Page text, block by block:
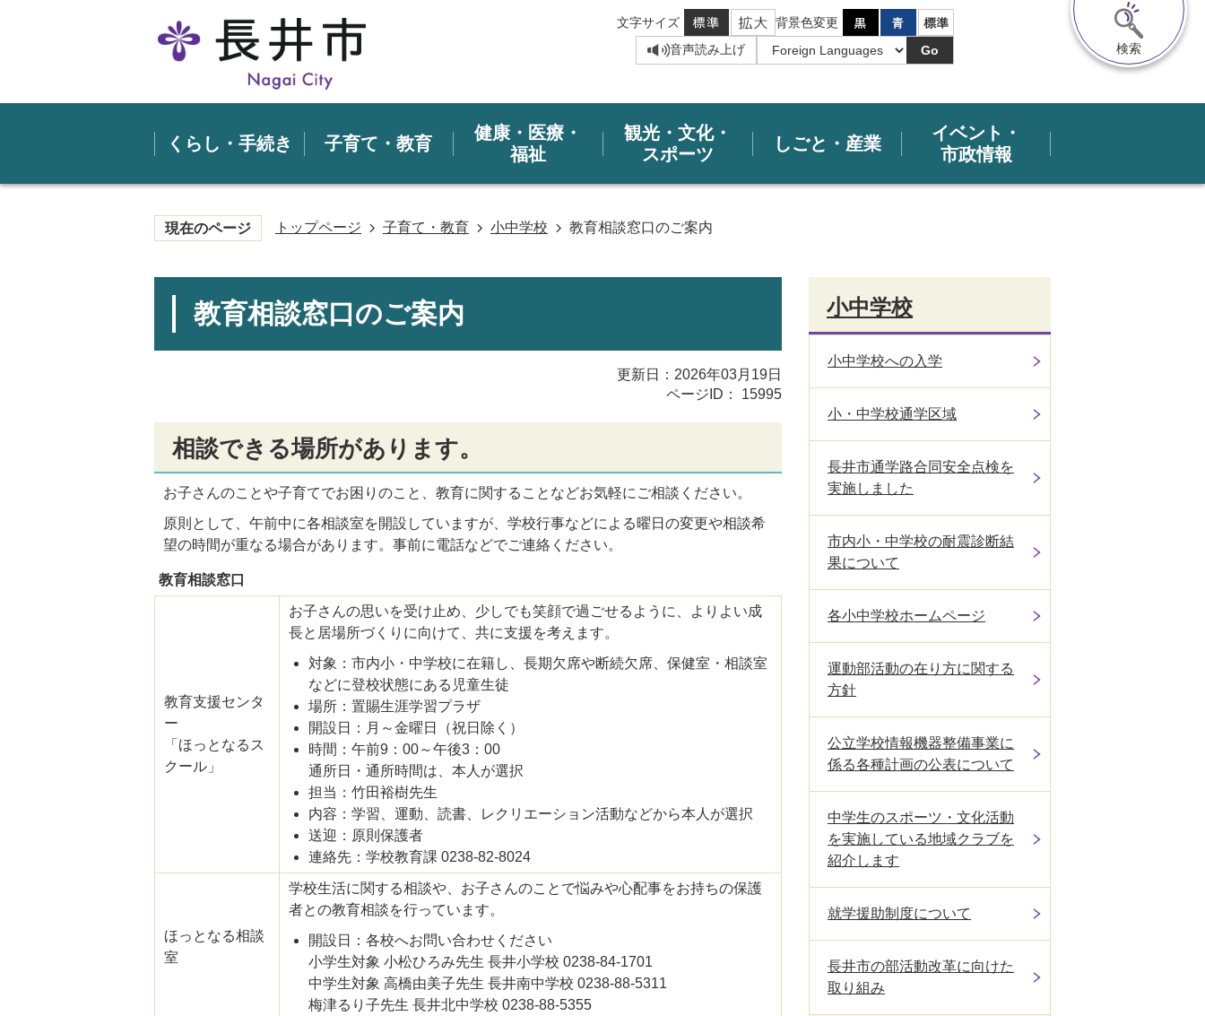
文字サイズ
背景色変更
音声読み上げ
Go 検索
くらし・手続き 子育て・教育
健康・医療・
福祉
観光・文化・
スポーツ
しごと・産業
イベント・
市政情報
現在のページ トップページ 子育て・教育 小中学校 教育相談窓口のご案内
教育相談窓口のご案内
更新日：2026年03月19日
ページID：
15995
相談できる場所があります。
お子さんのことや子育てでお困りのこと、教育に関することなどお気軽にご相談ください。
原則として、午前中に各相談室を開設していますが、学校行事などによる曜日の変更や相談希
望の時間が重なる場合があります。事前に電話などでご連絡ください。
教育相談窓口
教育支援センタ
ー
「ほっとなるス
クール」
お子さんの思いを受け止め、少しでも笑顔で過ごせるように、よりよい成
長と居場所づくりに向けて、共に支援を考えます。
対象：市内小・中学校に在籍し、長期欠席や断続欠席、保健室・相談室
などに登校状態にある児童生徒
場所：置賜生涯学習プラザ
開設日：月～金曜日（祝日除く）
時間：午前9：00～午後3：00
通所日・通所時間は、本人が選択
担当：竹田裕樹先生
内容：学習、運動、読書、レクリエーション活動などから本人が選択
送迎：原則保護者
連絡先：学校教育課 0238-82-8024
ほっとなる相談
室
学校生活に関する相談や、お子さんのことで悩みや心配事をお持ちの保護
者との教育相談を行っています。
開設日：各校へお問い合わせください
小学生対象 小松ひろみ先生 長井小学校 0238-84-1701
中学生対象 高橋由美子先生 長井南中学校 0238-88-5311
梅津るり子先生 長井北中学校 0238-88-5355
小中学校
小中学校への入学
小・中学校通学区域
長井市通学路合同安全点検を
実施しました
市内小・中学校の耐震診断結
果について
各小中学校ホームページ
運動部活動の在り方に関する
方針
公立学校情報機器整備事業に
係る各種計画の公表について
中学生のスポーツ・文化活動
を実施している地域クラブを
紹介します
就学援助制度について
長井市の部活動改革に向けた
取り組み